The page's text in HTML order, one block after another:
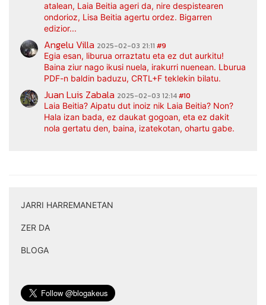
atalean, Laia Beitia ageri da, nire despistearen
ondorioz, Lisa Beitia agertu ordez. Bigarren
edizior...
Angelu Villa 2025-02-03 21:11 #9
Egia esan, liburua orraztatu eta ez dut aurkitu!
Baina ziur nago ikusi nuela, irakurri nuenean. Lburua
PDF-n baldin baduzu, CRTL+F teklekin bilatu.
Juan Luis Zabala 2025-02-03 12:14#10
Laia Beitia? Aipatu dut inoiz nik Laia Beitia? Non?
Hala izan bada, ez daukat gogoan, eta ez dakit
nola gertatu den, baina, izatekotan, ohartu gabe.
JARRI HARREMANETAN
ZER DA
BLOGA